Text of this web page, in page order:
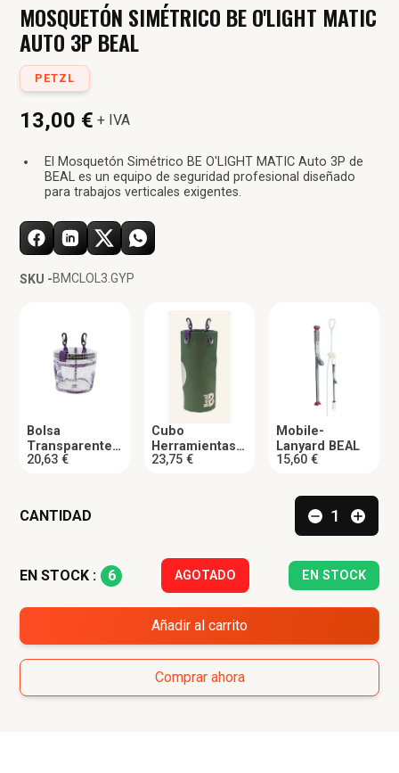
MOSQUETÓN SIMÉTRICO BE O'LIGHT MATIC
AUTO 3P BEAL
PETZL
13,00 € + IVA
El Mosquetón Simétrico BE O'LIGHT MATIC Auto 3P de
BEAL es un equipo de seguridad profesional diseñado
para trabajos verticales exigentes.
SKU -BMCLOL3.GYP
Bolsa
Transparente
GLASS BUCKET
20,63 €
Cubo
Herramientas
TOOL BUCKET
23,75 €
Mobile-
Lanyard BEAL
15,60 €
CANTIDAD
EN STOCK : 6 AGOTADO EN STOCK
Añadir al carrito
Comprar ahora